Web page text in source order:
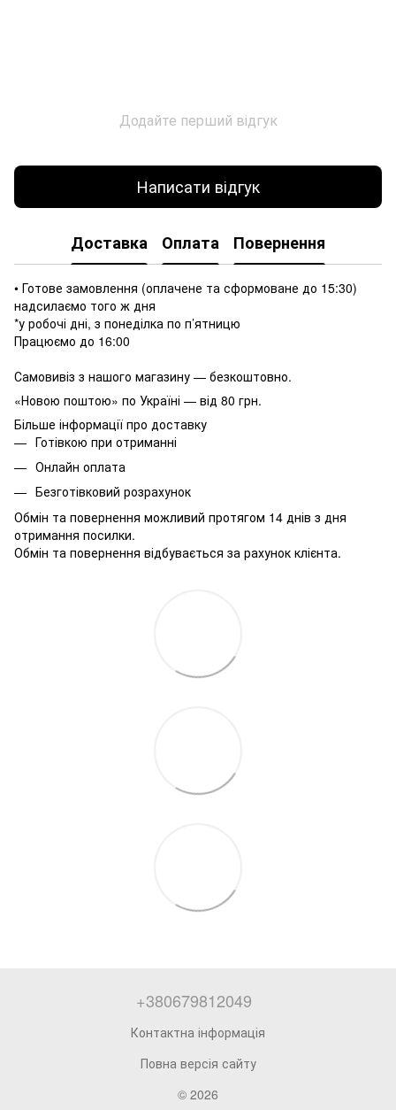
Додайте перший відгук
Написати відгук
Доставка Оплата Повернення
• Готове замовлення (оплачене та сформоване до 15:30)
надсилаємо того ж дня
*у робочі дні, з понеділка по п’ятницю
Працюємо до 16:00
Самовивіз з нашого магазину — безкоштовно.
«Новою поштою» по Україні — від 80 грн.
Більше інформації про доставку
Готівкою при отриманні
Онлайн оплата
Безготівковий розрахунок
Обмін та повернення можливий протягом 14 днів з дня
отримання посилки.
Обмін та повернення відбувається за рахунок клієнта.
+380679812049
Контактна інформація
Повна версія сайту
© 2026